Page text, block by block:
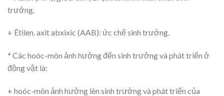
trưởng.
+ Êtilen. axit abxixic (AAB): ức chế sinh trưởng.
* Các hoóc-môn ảnh hưởng đến sinh trưởng và phát triển ở
động vật là:
+ hoóc-môn ảnh hưởng lên sinh trưởng và phát triển của